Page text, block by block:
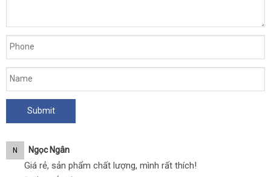
N Ngọc Ngân
Giá rẻ, sản phẩm chất lượng, mình rất thích!